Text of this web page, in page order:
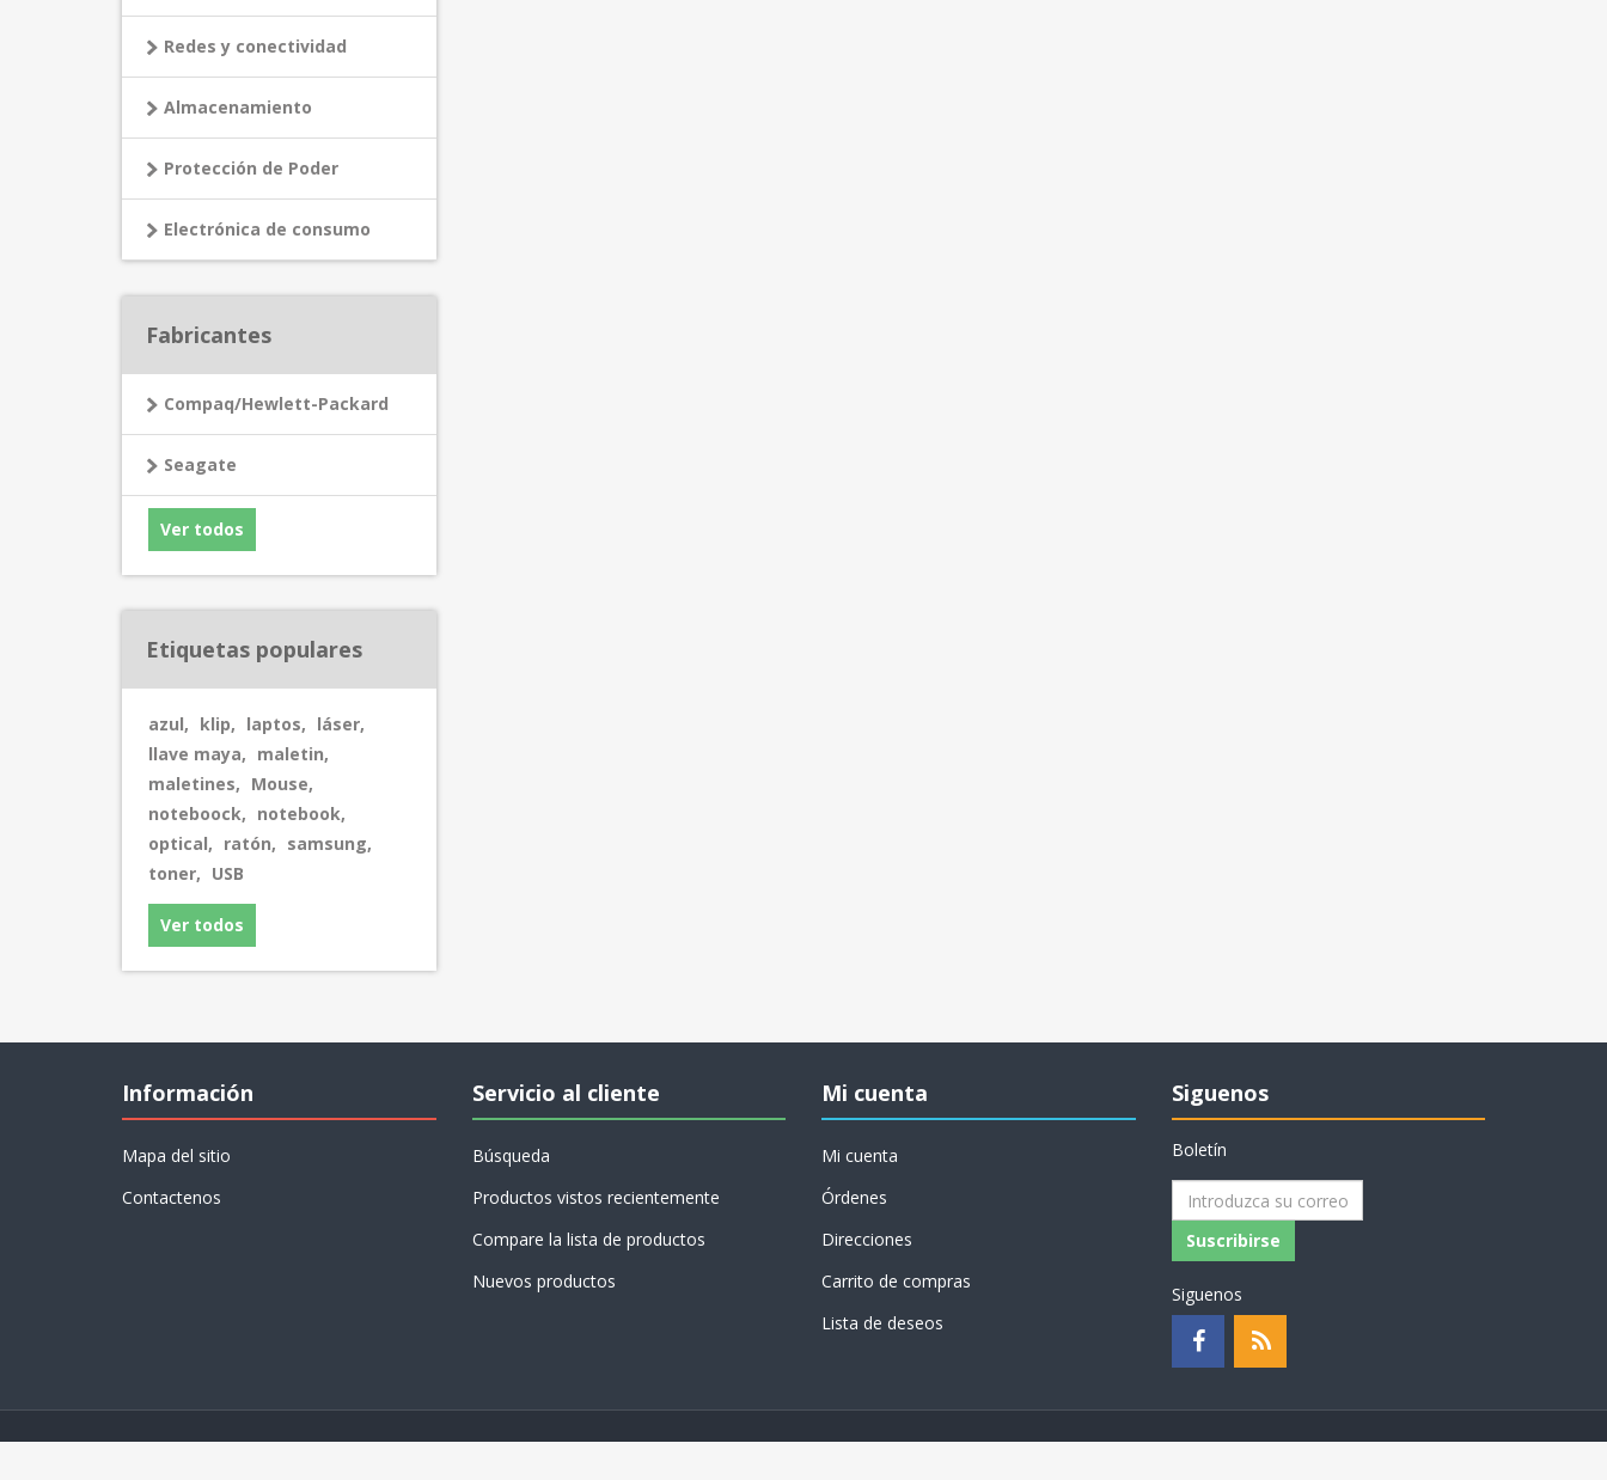
Redes y conectividad
Almacenamiento
Protección de Poder
Electrónica de consumo
Fabricantes
Compaq/Hewlett-Packard
Seagate
Ver todos
Etiquetas populares
azul, klip, laptos, láser,
llave maya, maletin,
maletines, Mouse,
noteboock, notebook,
optical, ratón, samsung,
toner, USB
Ver todos
Información
Mapa del sitio
Contactenos
Servicio al cliente
Búsqueda
Productos vistos recientemente
Compare la lista de productos
Nuevos productos
Mi cuenta
Mi cuenta
Órdenes
Direcciones
Carrito de compras
Lista de deseos
Siguenos
Boletín
Suscribirse
Siguenos